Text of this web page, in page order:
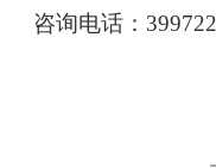
咨询电话：